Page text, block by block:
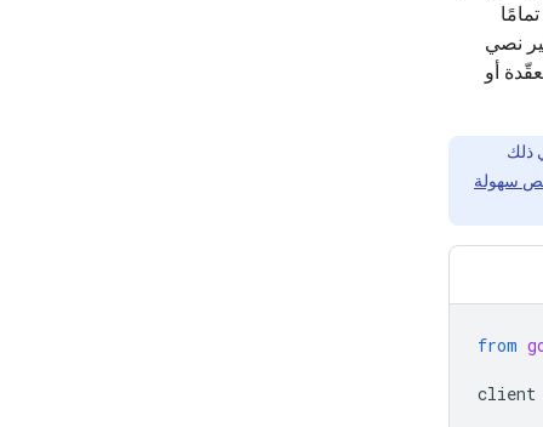
نصي
أو
سهولة
from
client